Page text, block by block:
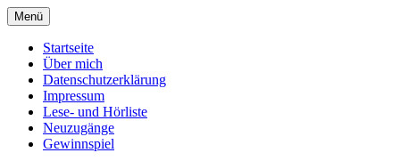
Zum
Inhalt
springen
Menü
Startseite
Über mich
Datenschutzerklärung
Impressum
Lese- und Hörliste
Neuzugänge
Gewinnspiel